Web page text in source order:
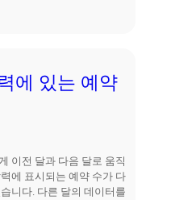
에 있는 예약
이전 달과 다음 달로 움직
에 표시되는 예약 수가 다
니다. 다른 달의 데이터를